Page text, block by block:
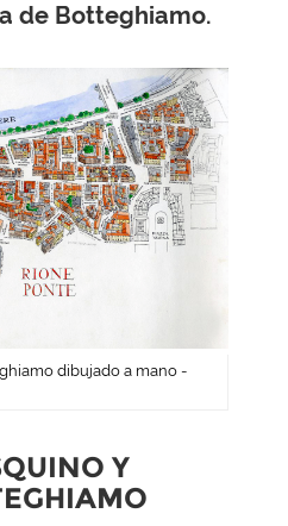
de Botteghiamo.
dibujado a mano -
Y